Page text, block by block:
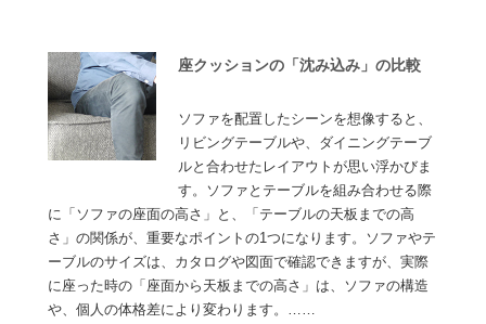
座クッションの「沈み込み」の比較
ソファを配置したシーンを想像すると、
リビングテーブルや、ダイニングテーブ
ルと合わせたレイアウトが思い浮かびま
す。ソファとテーブルを組み合わせる際
に「ソファの座面の高さ」と、「テーブルの天板までの高
さ」の関係が、重要なポイントの1つになります。ソファやテ
ーブルのサイズは、カタログや図面で確認できますが、実際
に座った時の「座面から天板までの高さ」は、ソファの構造
や、個人の体格差により変わります。……